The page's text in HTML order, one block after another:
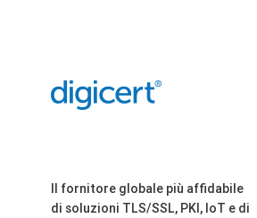
Il fornitore globale più affidabile
di soluzioni TLS/SSL, PKI, IoT e di